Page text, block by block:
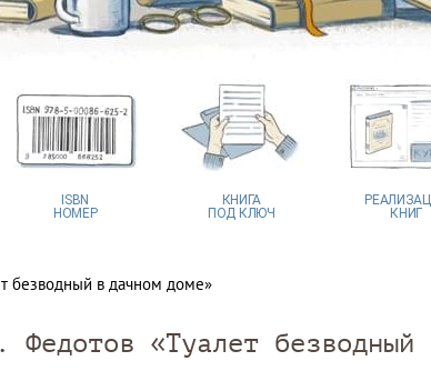
ISBN
НОМЕР
КНИГА
ПОД КЛЮЧ
КНИГ
безводный в дачном доме»
«Туалет безводный